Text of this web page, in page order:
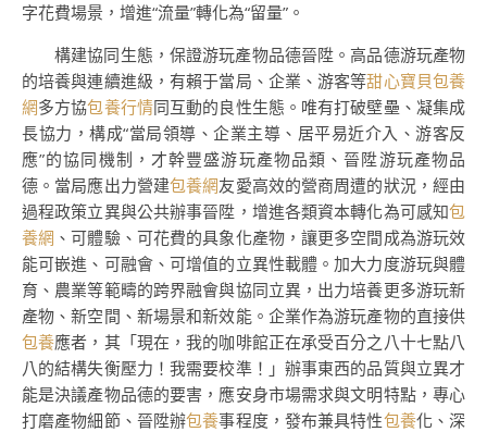
字花費場景，增進“流量”轉化為“留量”。
構建協同生態，保證游玩產物品德晉陞。高品德游玩產物
的培養與連續進級，有賴于當局、企業、游客等甜心寶貝包養
網多方協包養行情同互動的良性生態。唯有打破壁壘、凝集成
長協力，構成“當局領導、企業主導、居平易近介入、游客反
應”的協同機制，才幹豐盛游玩產物品類、晉陞游玩產物品
德。當局應出力營建包養網友愛高效的營商周遭的狀況，經由
過程政策立異與公共辦事晉陞，增進各類資本轉化為可感知包
養網 、可體驗、可花費的具象化產物，讓更多空間成為游玩效
能可嵌進、可融會、可增值的立異性載體。加大力度游玩與體
育、農業等範疇的跨界融會與協同立異，出力培養更多游玩新
產物、新空間、新場景和新效能。企業作為游玩產物的直接供
包養應者，其「現在，我的咖啡館正在承受百分之八十七點八
八的結構失衡壓力！我需要校準！」辦事東西的品質與立異才
能是決議產物品德的要害，應安身市場需求與文明特點，專心
打磨產物細節、晉陞辦包養事程度，發布兼具特性包養化、深